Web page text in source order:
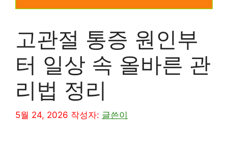
고관절 통증 원인부
터 일상 속 올바른 관
리법 정리
5월 24, 2026 작성자: 글쓴이